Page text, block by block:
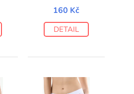
160 Kč
DETAIL